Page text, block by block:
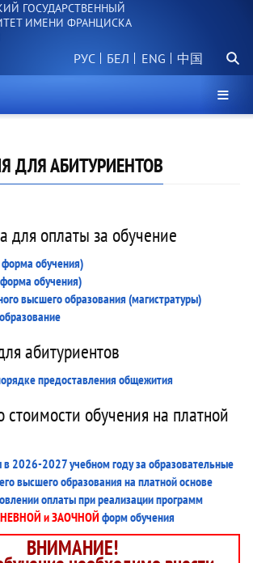
ГОСУДАРСТВЕННЫЙ
ИМЕНИ ФРАНЦИСКА
РУС БЕЛ 中国
ДЛЯ АБИТУРИЕНТОВ
для оплаты за обучение
обучения)
обучения)
высшего образования (магистратуры)
абитуриентов
предоставления общежития
обучения на платной
2026-2027 учебном году за образовательные
высшего образования на платной основе
оплаты при реализации программ
и ЗАОЧНОЙ форм обучения
ВНИМАНИЕ!